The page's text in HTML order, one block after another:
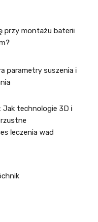
przy montażu baterii
parametry suszenia i
technologie 3D i
leczenia wad